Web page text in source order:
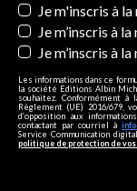
Je m'inscris à
Je m’inscris à
Je m’inscris à
Les informations dans ce
la société Editions Albin
souhaitez. Conformément
Règlement (UE) 2016/679,
d’opposition aux
contactant par courriel à
Service Communication
politique de protection de vos